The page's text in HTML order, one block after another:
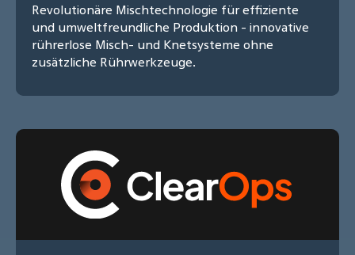
Revolutionäre Mischtechnologie für effiziente
und umweltfreundliche Produktion - innovative
rührerlose Misch- und Knetsysteme ohne
zusätzliche Rührwerkzeuge.